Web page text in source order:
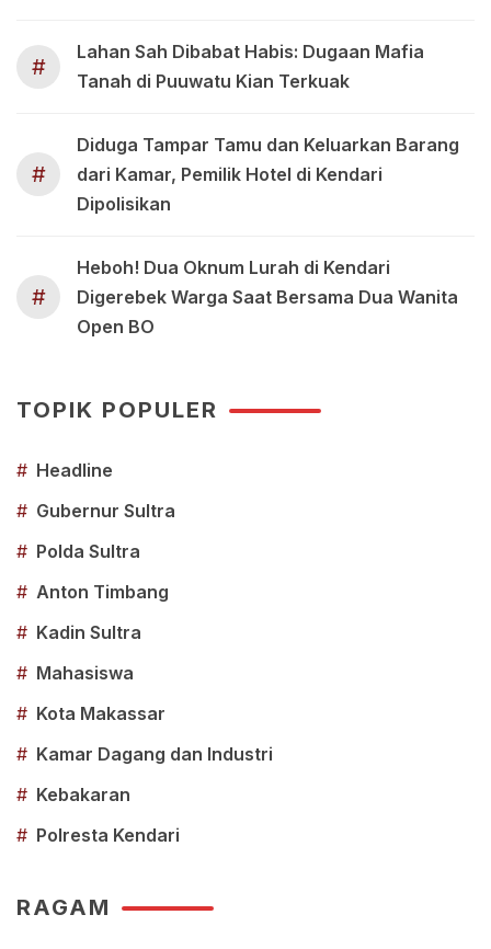
#
Lahan Sah Dibabat Habis: Dugaan Mafia
Tanah di Puuwatu Kian Terkuak
#
Diduga Tampar Tamu dan Keluarkan Barang
dari Kamar, Pemilik Hotel di Kendari
Dipolisikan
#
Heboh! Dua Oknum Lurah di Kendari
Digerebek Warga Saat Bersama Dua Wanita
Open BO
TOPIK POPULER
# Headline
# Gubernur Sultra
# Polda Sultra
# Anton Timbang
# Kadin Sultra
# Mahasiswa
# Kota Makassar
# Kamar Dagang dan Industri
# Kebakaran
# Polresta Kendari
RAGAM